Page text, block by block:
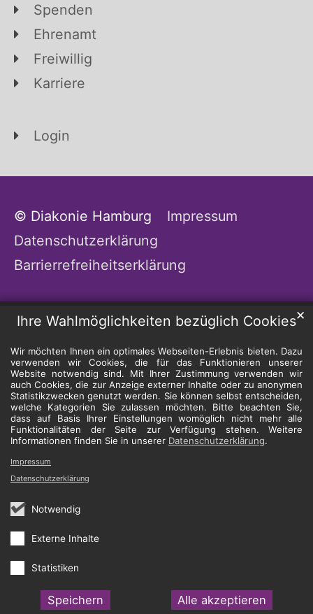
Ihre Wahlmöglichkeiten bezüglich Cookies
Wir möchten Ihnen ein optimales Webseiten-Erlebnis bieten. Dazu
verwenden wir Cookies, die für das Funktionieren unserer
Website notwendig sind. Mit Ihrer Zustimmung verwenden wir
auch Cookies, die zur Anzeige externer Inhalte oder zu anonymen
Statistikzwecken genutzt werden. Sie können selbst entscheiden,
welche Kategorien Sie zulassen möchten. Bitte beachten Sie,
dass auf Basis Ihrer Einstellungen womöglich nicht mehr alle
Funktionalitäten der Seite zur Verfügung stehen. Weitere
Informationen finden Sie in unserer Datenschutzerklärung.
Notwendig
Externe Inhalte
Statistiken
Speichern Alle akzeptieren
✕
Impressum
Datenschutzerklärung
Spenden
Ehrenamt
Freiwillig
Karriere
Login
© Diakonie Hamburg
Impressum
Datenschutzerklärung
Barrierrefreiheitserklärung